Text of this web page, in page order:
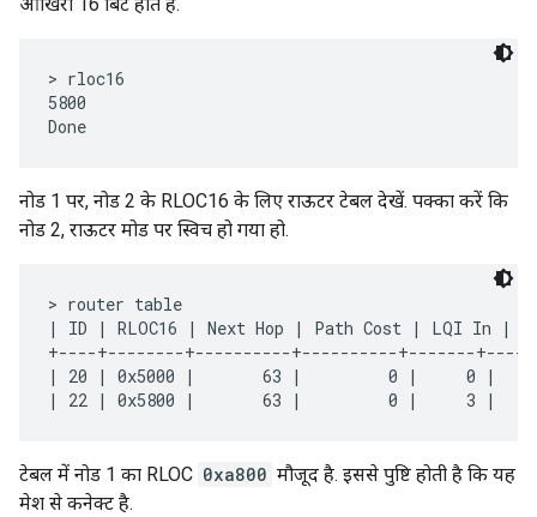
> rloc16
5800
नोड 1 पर, नोड 2 के RLOC16 के लिए राऊटर टेबल देखें. पक्का करें कि
नोड 2, राऊटर मोड पर स्विच हो गया हो.
> router table
| ID | RLOC16 | Next Hop | Path Cost | LQI In |
+----+--------+----------+----------+-------
| 20 | 0x5000 |       63 |         0 |     0 |      0
टेबल में नोड 1 का RLOC 0xa800 मौजूद है. इससे पुष्टि होती है कि यह
मेश से कनेक्ट है.